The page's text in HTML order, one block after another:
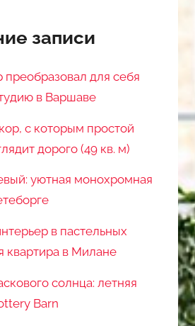
записи
преобразовал для себя
в Варшаве
с которым простой
дорого (49 кв. м)
уютная монохромная
в пастельных
квартира в Милане
солнца: летняя
Barn